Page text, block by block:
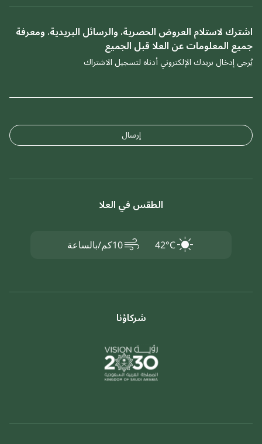
اشترك لاستلام العروض الحصرية، والرسائل البريدية، ومعرفة
جميع المعلومات عن العلا قبل الجميع
يُرجى إدخال بريدك الإلكتروني أدناه لتسجيل الاشتراك
إرسال
الطقس في العلا
42°C
air10كم/بالساعة
شركاؤنا